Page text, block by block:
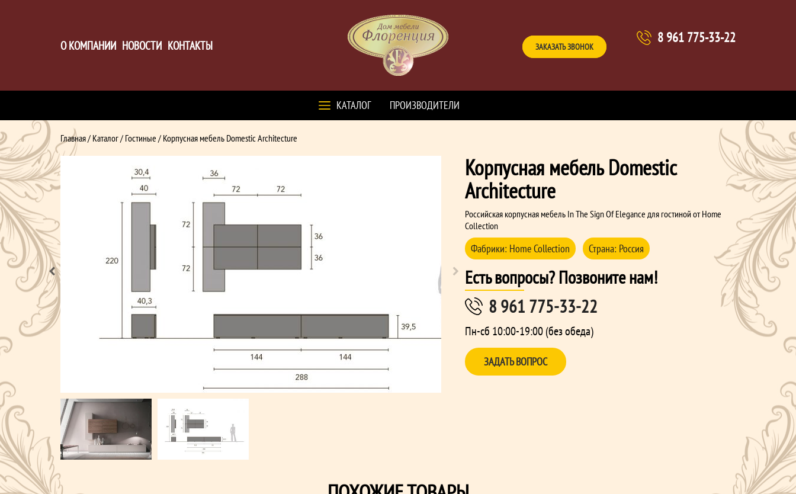
О КОМПАНИИ НОВОСТИ КОНТАКТЫ ЗАКАЗАТЬ ЗВОНОК
8 961 775-33-22
КАТАЛОГ ПРОИЗВОДИТЕЛИ
Главная/ Каталог/ Гостиные / Корпусная мебель Domestic Architecture
Корпусная мебель Domestic
Architecture
Российская корпусная мебель In The Sign Of Elegance для гостиной от Home
Collection
Фабрики: Home Collection Страна: Россия
Есть вопросы? Позвоните нам!
8 961 775-33-22
Пн-сб 10:00-19:00 (без обеда)
ЗАДАТЬ ВОПРОС